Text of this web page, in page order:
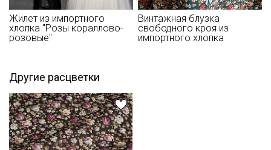
Жилет из импортного
хлопка "Розы кораллово-
розовые"
Винтажная блузка
свободного кроя из
импортного хлопка
Другие расцветки
Секретная рассылка от Купава
Мы публикуем здесь дополнительные